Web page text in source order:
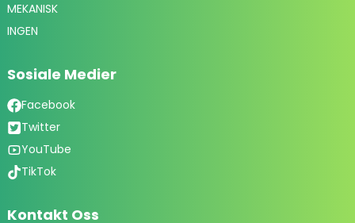
MEKANISK
INGEN
Sosiale Medier
Facebook
Twitter
YouTube
TikTok
Kontakt Oss